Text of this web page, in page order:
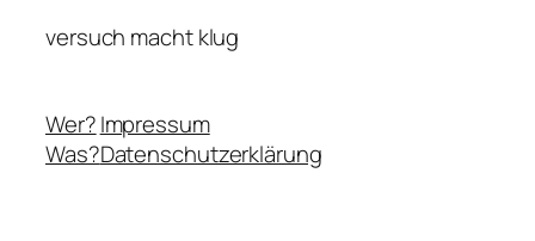
versuch macht klug
Wer?
Was?
Impressum
Datenschutzerklärung